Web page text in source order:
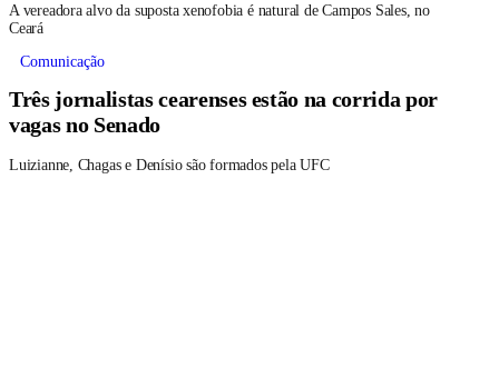
A vereadora alvo da suposta xenofobia é natural de Campos Sales, no
Ceará
Comunicação
Três jornalistas cearenses estão na corrida por
vagas no Senado
Luizianne, Chagas e Denísio são formados pela UFC